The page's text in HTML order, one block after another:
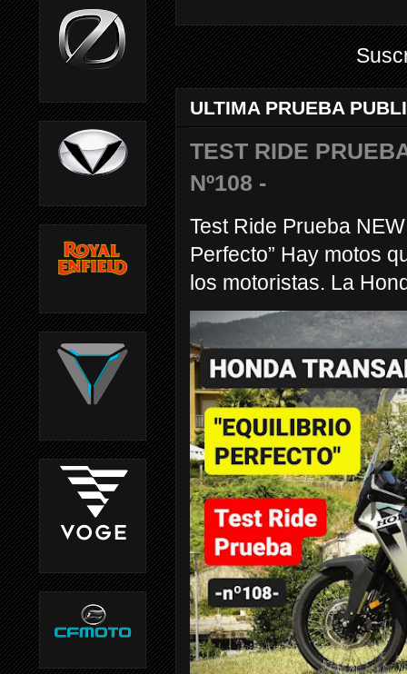
ULTIMA PRUEBA
TEST RIDE
Nº108 -
Test Ride Prueba
Perfecto” Hay motos
los motoristas. La